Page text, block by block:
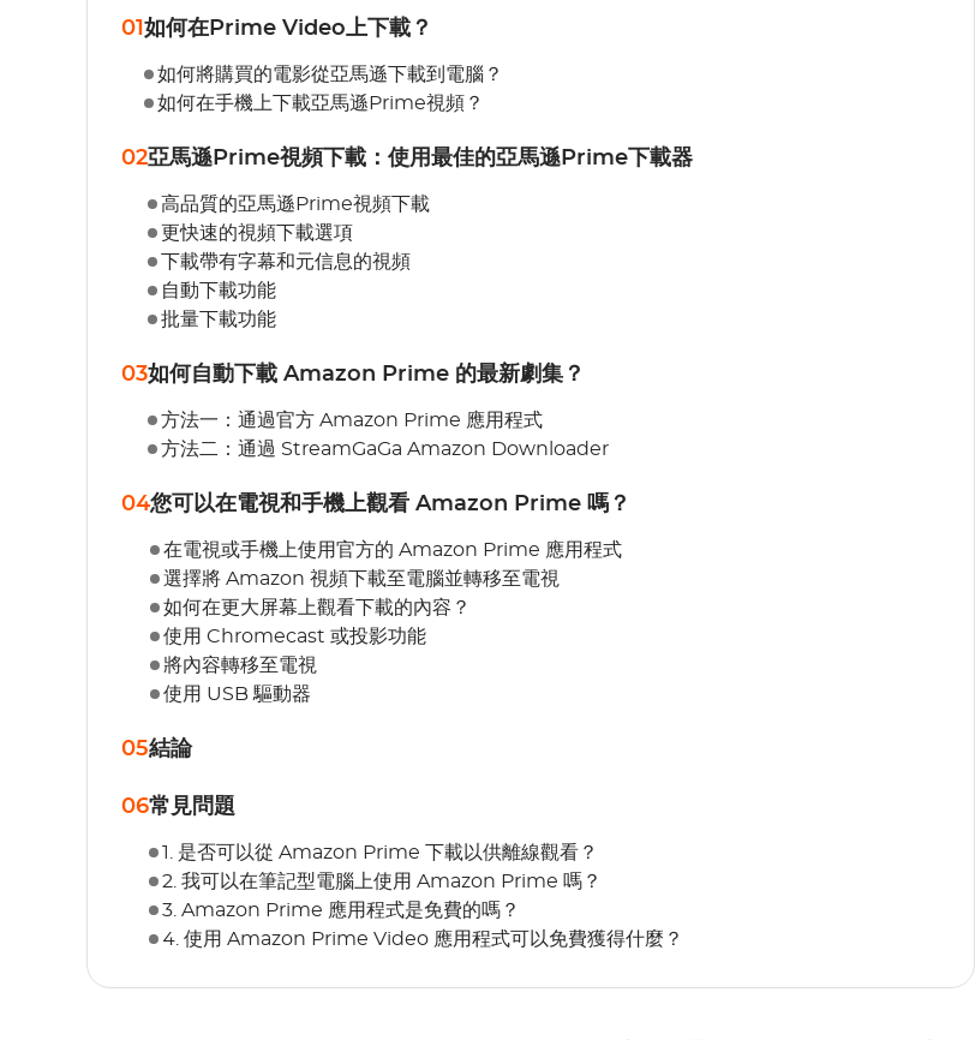
01 如何在Prime Video上下載？
如何將購買的電影從亞馬遜下載到電腦？
如何在手機上下載亞馬遜Prime視頻？
02亞馬遜Prime視頻下載：使用最佳的亞馬遜Prime下載器
高品質的亞馬遜Prime視頻下載
更快速的視頻下載選項
下載帶有字幕和元信息的視頻
自動下載功能
批量下載功能
03如何自動下載 Amazon Prime 的最新劇集？
方法一：通過官方 Amazon Prime 應用程式
方法二：通過 StreamGaGa Amazon Downloader
04您可以在電視和手機上觀看 Amazon Prime 嗎？
在電視或手機上使用官方的 Amazon Prime 應用程式
選擇將 Amazon 視頻下載至電腦並轉移至電視
如何在更大屏幕上觀看下載的內容？
使用 Chromecast 或投影功能
將內容轉移至電視
使用 USB 驅動器
05結論
06常見問題
1. 是否可以從 Amazon Prime 下載以供離線觀看？
2. 我可以在筆記型電腦上使用 Amazon Prime 嗎？
3. Amazon Prime 應用程式是免費的嗎？
4. 使用 Amazon Prime Video 應用程式可以免費獲得什麼？